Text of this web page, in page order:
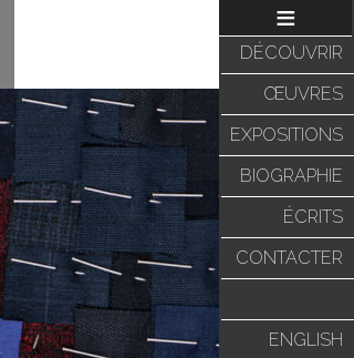
≡
DÉCOUVRIR
ŒUVRES
EXPOSITIONS
BIOGRAPHIE
ÉCRITS
CONTACTER
ENGLISH